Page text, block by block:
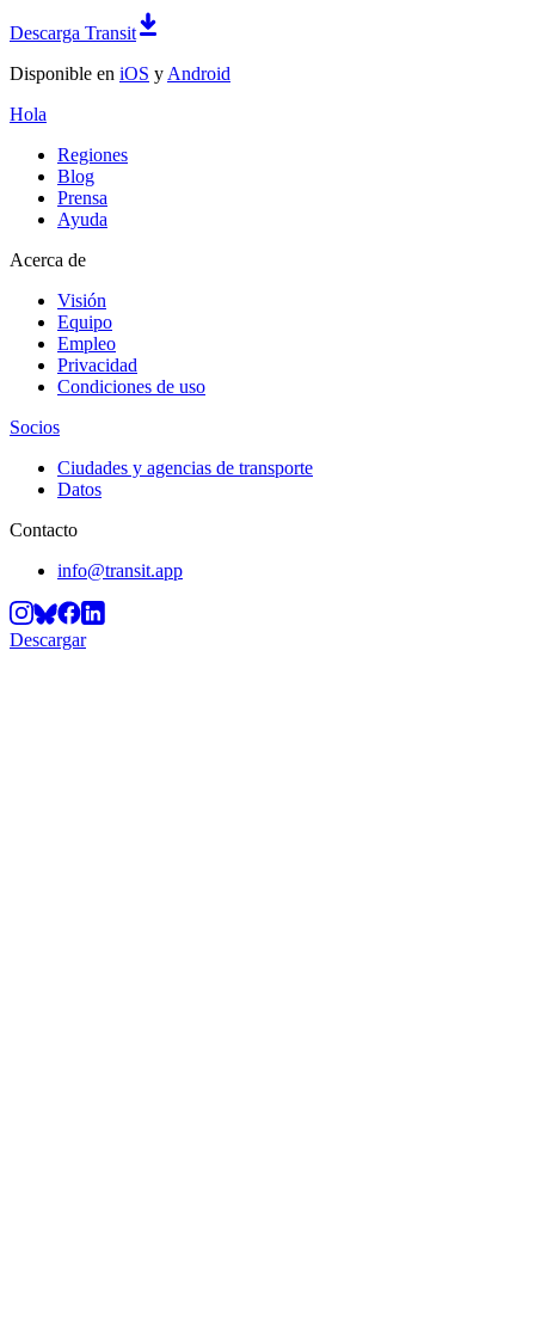
Descarga Transit
Disponible en iOS y Android
Hola
Regiones
Blog
Prensa
Ayuda
Acerca de
Visión
Equipo
Empleo
Privacidad
Condiciones de uso
Socios
Ciudades y agencias de transporte
Datos
Contacto
info@transit.app
Descargar